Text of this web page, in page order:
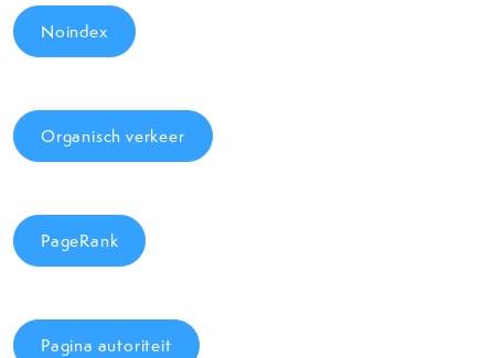
Noindex
Organisch verkeer
PageRank
Pagina autoriteit